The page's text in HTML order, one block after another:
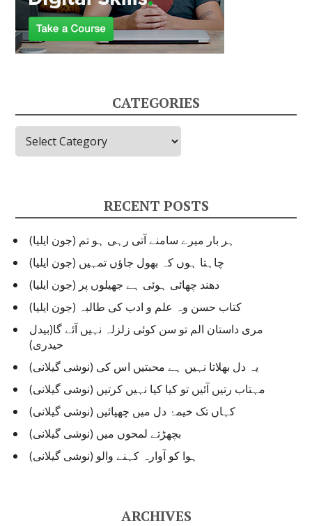
CATEGORIES
i
RECENT POSTS
ہر بار میرے سامنے آتی رہی ہو تم (جون ایلیا)
چاہتا ہوں کہ بھول جاؤں تمہیں (جون ایلیا)
دھند چھائی ہوئی ہے جھیلوں پر (جون ایلیا)
کتاب حسن وہ علم و ادب کی طالبہ (جون ایلیا)
مری داستان الم تو سن کوئی زلزلہ نہیں آئے گا(بیدل
حیدری)
یہ دل بھلاتا نہیں ہے محبتیں اس کی (نوشی گیلانی)
مہتاب رتیں آئیں تو کیا کیا نہیں کرتیں (نوشی گیلانی)
کہاں تک خیمۂ دل میں چھپائیں (نوشی گیلانی)
بچھڑتے لمحوں میں (نوشی گیلانی)
ہوا کو آوارہ کہنے والو (نوشی گیلانی)
ARCHIVES